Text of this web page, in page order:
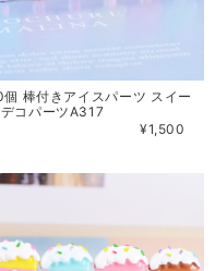
個 棒付きアイスパーツ スイー
コパーツA317
¥1,500